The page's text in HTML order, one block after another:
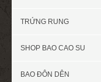
TRỨNG RUNG
SHOP BAO CAO SU
BAO ĐÔN DÊN